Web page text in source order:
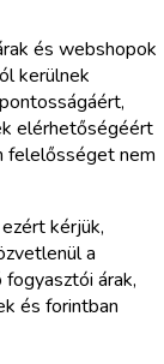
és webshopok
kerülnek
elérhetőségéért
felelősséget nem
kérjük,
a
árak,
és forintban